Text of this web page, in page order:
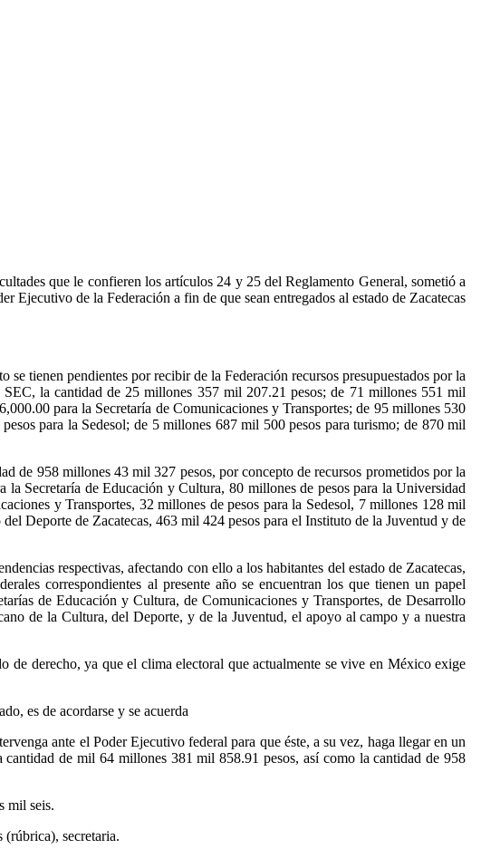
que le confieren los artículos 24 y 25 del Reglamento General, sometió a
de la Federación a fin de que sean entregados al estado de Zacatecas
tienen pendientes por recibir de la Federación recursos presupuestados por la
la cantidad de 25 millones 357 mil 207.21 pesos; de 71 millones 551 mil
para la Secretaría de Comunicaciones y Transportes; de 95 millones 530
para la Sedesol; de 5 millones 687 mil 500 pesos para turismo; de 870 mil
de 958 millones 43 mil 327 pesos, por concepto de recursos prometidos por la
la Secretaría de Educación y Cultura, 80 millones de pesos para la Universidad
y Transportes, 32 millones de pesos para la Sedesol, 7 millones 128 mil
Deporte de Zacatecas, 463 mil 424 pesos para el Instituto de la Juventud y de
respectivas, afectando con ello a los habitantes del estado de Zacatecas,
correspondientes al presente año se encuentran los que tienen un papel
de Educación y Cultura, de Comunicaciones y Transportes, de Desarrollo
de la Cultura, del Deporte, y de la Juventud, el apoyo al campo y a nuestra
de derecho, ya que el clima electoral que actualmente se vive en México exige
es de acordarse y se acuerda
ante el Poder Ejecutivo federal para que éste, a su vez, haga llegar en un
de mil 64 millones 381 mil 858.91 pesos, así como la cantidad de 958
mil seis.
secretaria.